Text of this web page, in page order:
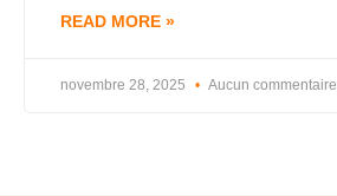
READ MORE »
novembre 28, 2025 Aucun commentaire